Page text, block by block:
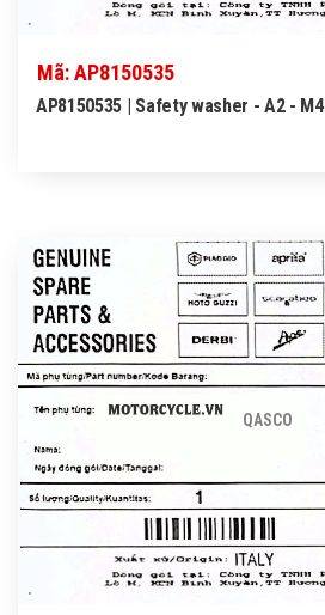
Mã: AP8150535
AP8150535 | Safety washer - A2 - M4
QASCO